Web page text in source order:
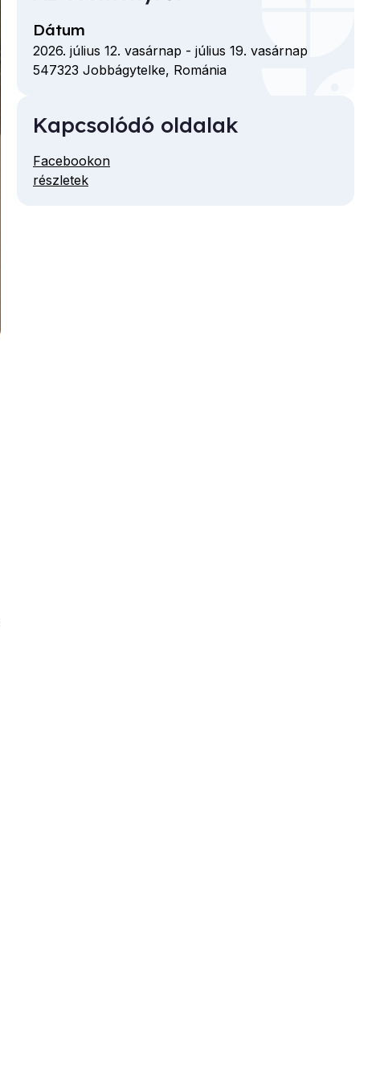
Dátum
2026. július 12. vasárnap - július 19. vasárnap
547323 Jobbágytelke, Románia
Kapcsolódó oldalak
Facebookon
részletek